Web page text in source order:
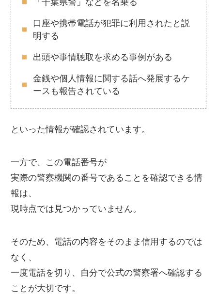
「千葉県警」などを名乗る
口座や携帯電話が犯罪に利用されたと説
明する
出頭や事情聴取を求める事例がある
金銭や個人情報に関する話へ発展するケ
ースも報告されている
といった情報が確認されています。
一方で、この電話番号が
実際の警察機関の番号であることを確認できる情
報は、
現時点では見つかっていません。
そのため、電話の内容をそのまま信用するのでは
なく、
一度電話を切り、自分で公式の警察署へ確認する
ことが大切です。